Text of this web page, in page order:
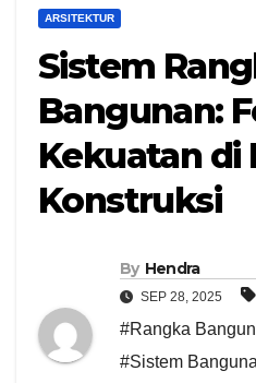
ARSITEKTUR
Sistem
Bangunan:
Kekuatan di
Konstruksi
By Hendra
SEP 28, 2025
#Rangka
#Sistem